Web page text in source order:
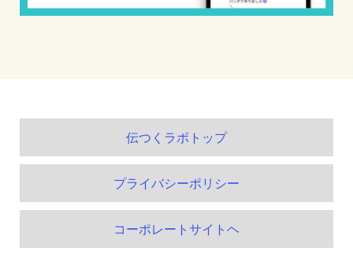
伝つくラボトップ
プライバシーポリシー
コーポレートサイトヘ